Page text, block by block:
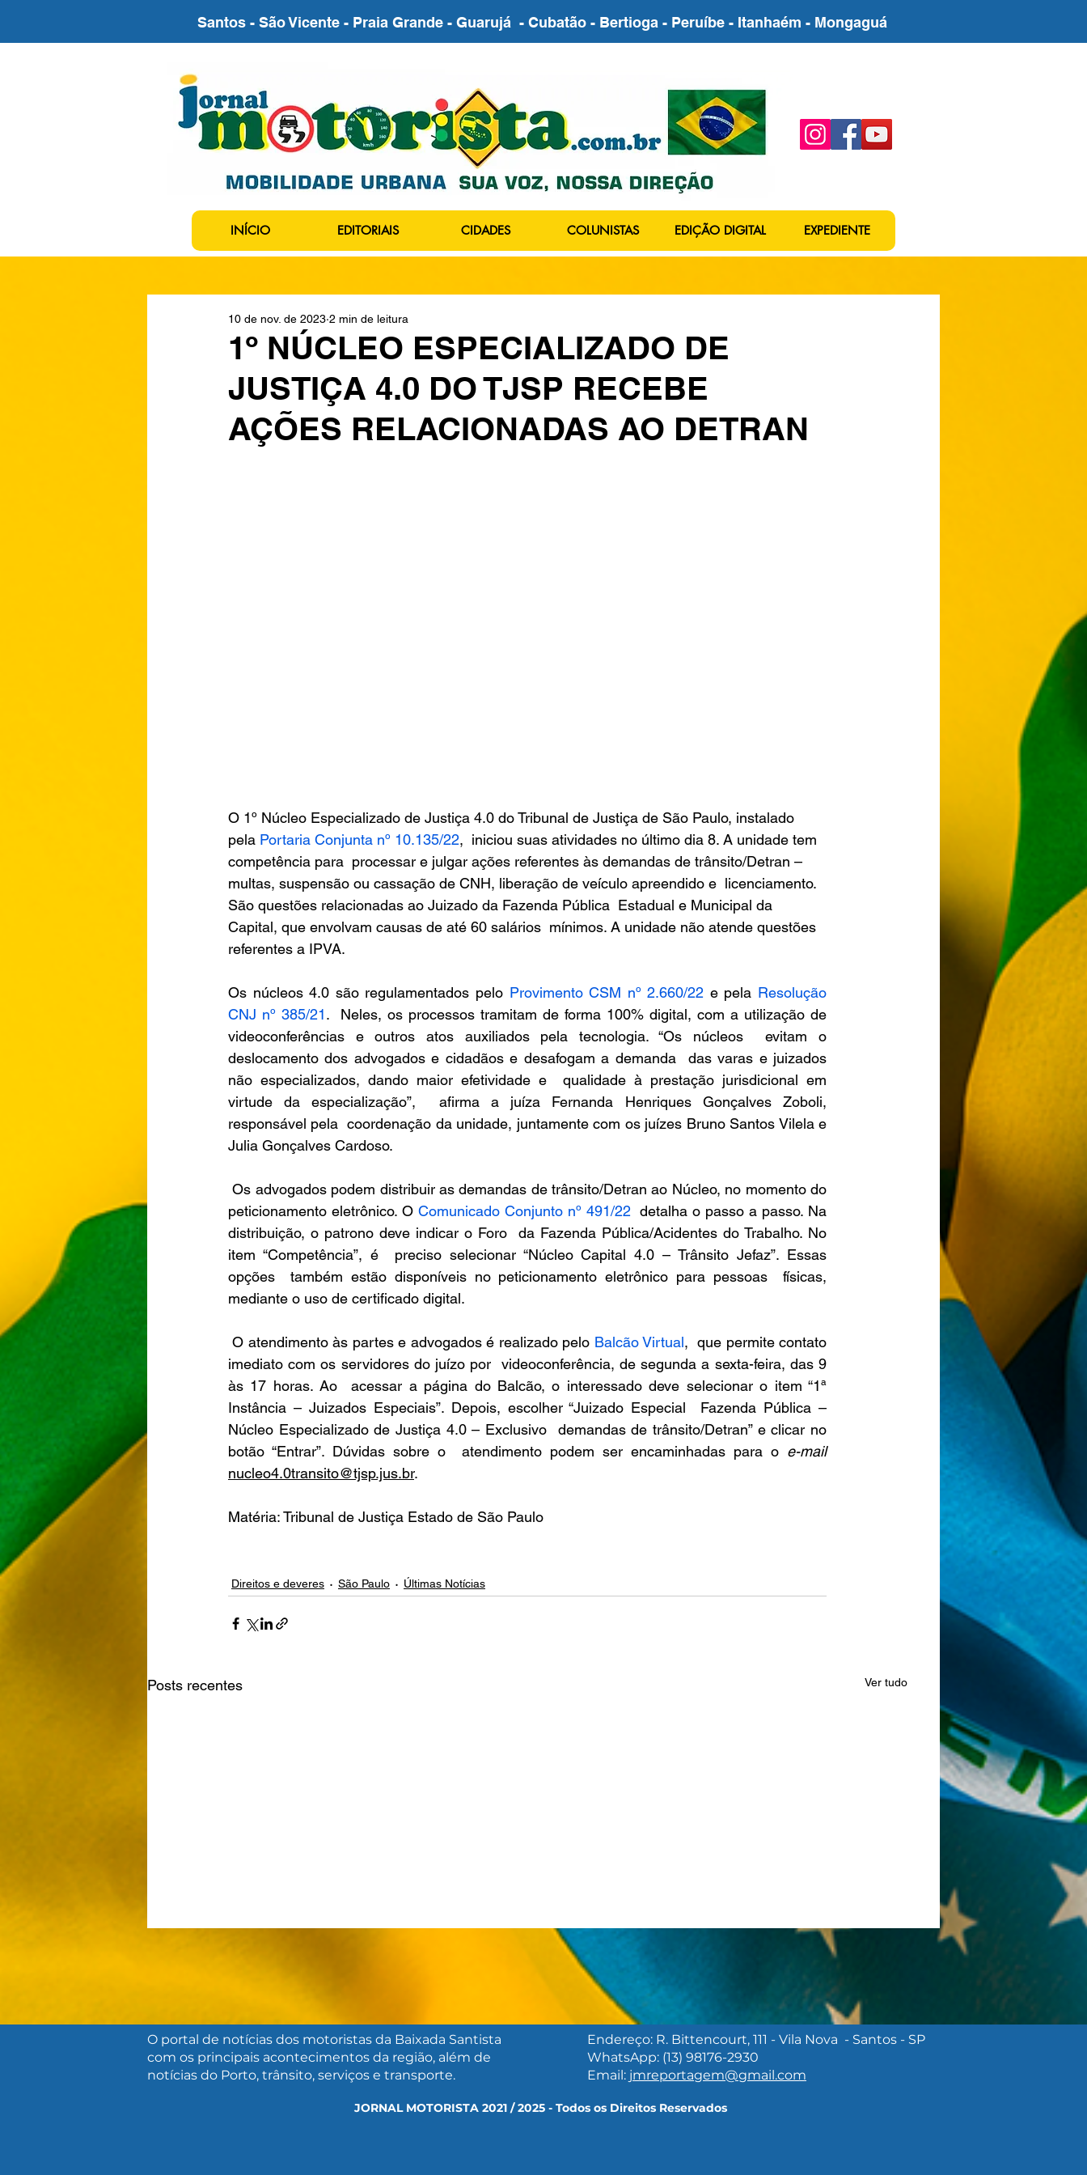
Santos - São Vicente - Praia Grande - Guarujá - Cubatão - Bertioga - Peruíbe - Itanhaém - Mongaguá
INÍCIO EDITORIAIS CIDADES COLUNISTAS EDIÇÃO DIGITAL EXPEDIENTE
1º NÚCLEO ESPECIALIZADO DE
JUSTIÇA 4.0 DO TJSP RECEBE
AÇÕES RELACIONADAS AO DETRAN
10 de nov. de 2023 2 min de leitura
O 1º Núcleo Especializado de Justiça 4.0 do Tribunal de Justiça de São Paulo, instalado
pela Portaria Conjunta nº 10.135/22,  iniciou suas atividades no último dia 8. A unidade tem
competência para  processar e julgar ações referentes às demandas de trânsito/Detran –
multas, suspensão ou cassação de CNH, liberação de veículo apreendido e  licenciamento.
São questões relacionadas ao Juizado da Fazenda Pública  Estadual e Municipal da
Capital, que envolvam causas de até 60 salários  mínimos. A unidade não atende questões
referentes a IPVA.
Os núcleos 4.0 são regulamentados pelo Provimento CSM nº 2.660/22 e pela Resolução
CNJ nº 385/21.  Neles, os processos tramitam de forma 100% digital, com a utilização de
videoconferências e outros atos auxiliados pela tecnologia. “Os núcleos  evitam o
deslocamento dos advogados e cidadãos e desafogam a demanda  das varas e juizados
não especializados, dando maior efetividade e  qualidade à prestação jurisdicional em
virtude da especialização”,  afirma a juíza Fernanda Henriques Gonçalves Zoboli,
responsável pela  coordenação da unidade, juntamente com os juízes Bruno Santos Vilela e
Julia Gonçalves Cardoso.
Os advogados podem distribuir as demandas de trânsito/Detran ao Núcleo, no momento do
peticionamento eletrônico. O Comunicado Conjunto nº 491/22
  detalha o passo a passo. Na
distribuição, o patrono deve indicar o Foro  da Fazenda Pública/Acidentes do Trabalho. No
item “Competência”, é  preciso selecionar “Núcleo Capital 4.0 – Trânsito Jefaz”. Essas
opções  também estão disponíveis no peticionamento eletrônico para pessoas  físicas,
mediante o uso de certificado digital.
O atendimento às partes e advogados é realizado pelo Balcão Virtual,  que permite contato
imediato com os servidores do juízo por  videoconferência, de segunda a sexta-feira, das 9
às 17 horas. Ao  acessar a página do Balcão, o interessado deve selecionar o item “1ª
Instância – Juizados Especiais”. Depois, escolher “Juizado Especial  Fazenda Pública –
Núcleo Especializado de Justiça 4.0 – Exclusivo  demandas de trânsito/Detran” e clicar no
botão “Entrar”. Dúvidas sobre o  atendimento podem ser encaminhadas para o e-mail
nucleo4.0transito@tjsp.jus.br.
Matéria: Tribunal de Justiça Estado de São Paulo
Direitos e deveres São Paulo Últimas Notícias
Posts recentes Ver tudo
A URGENTE NECESSIDADE
SÃO VICENTE LANÇA
PARA DENÚNCIAS E
FESTIVAL SANTOS CAFÉ
CULTURA E LAZER PARA
O portal de notícias dos motoristas da Baixada Santista
com os principais acontecimentos da região, além de
notícias do Porto, trânsito, serviços e transporte.
Endereço: R. Bittencourt, 111 - Vila Nova - Santos - SP
WhatsApp: (13) 98176-2930
Email: jmreportagem@gmail.com
JORNAL MOTORISTA 2021 / 2025 - Todos os Direitos Reservados